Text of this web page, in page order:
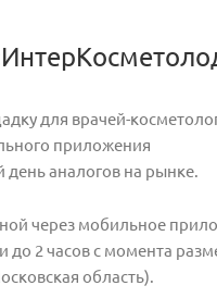
для врачей-
приложения
аналогов на рынке.
через мобильное
до 2 часов с момента
область).